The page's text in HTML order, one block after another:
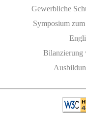
Gewerbliche
Symposium
Bilanzierung